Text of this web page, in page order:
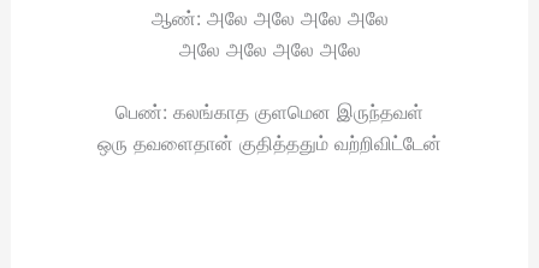
ஆண்: அலே அலே அலே அலே
அலே அலே அலே அலே
பெண்: கலங்காத குளமென இருந்தவள்
ஒரு தவளைதான் குதித்ததும் வற்றிவிட்டேன்